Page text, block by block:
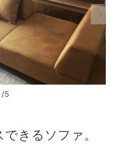
5
きるソファ。